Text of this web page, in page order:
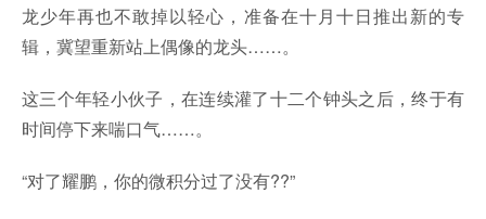
龙少年再也不敢掉以轻心，准备在十月十日推出新的专
辑，冀望重新站上偶像的龙头……。
这三个年轻小伙子，在连续灌了十二个钟头之后，终于有
时间停下来喘口气……。
“对了耀鹏，你的微积分过了没有??”